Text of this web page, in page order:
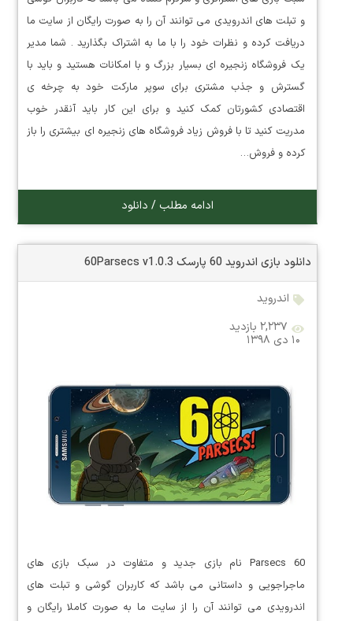
و تبلت های اندرویدی می توانند آن را به صورت رایگان از سایت ما
دریافت کرده و نظرات خود را با ما به اشتراک بگذارید . شما مدیر
یک فروشگاه زنجیره ای بسیار بزرگ و با امکانات هستید و باید با
گسترش و جذب مشتری برای سوپر مارکت خود به چرخه ی
اقتصادی کشورتان کمک کنید و برای این کار باید آنقدر خوب
مدریت کنید تا با فروش زیاد فروشگاه های زنجیره ای بیشتری را باز
کرده و فروش…
ادامه مطلب / دانلود
دانلود بازی اندروید 60 پارسک 60Parsecs v1.0.3
اندروید
۲,۲۳۷ بازدید
۱۰ دی ۱۳۹۸
60 Parsecs نام بازی جدید و متفاوت در سبک بازی های
ماجراجویی و داستانی می باشد که کاربران گوشی و تبلت های
اندرویدی می توانند آن را از سایت ما به صورت کاملا رایگان و